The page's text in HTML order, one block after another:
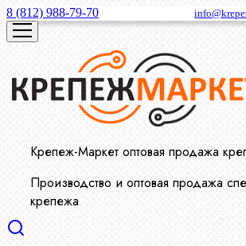
8 (812) 988-79-70
Крепеж-Маркет оптовая продажа
Производство и оптовая продажа
крепежа